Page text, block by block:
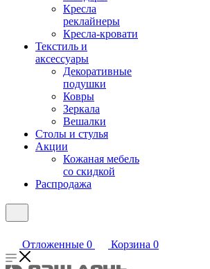
Кресла
реклайнеры
Кресла-кровати
Текстиль и
аксессуары
Декоративные
подушки
Ковры
Зеркала
Вешалки
Столы и стулья
Акции
Кожаная мебель
со скидкой
Распродажа
Отложенные 0 Корзина 0